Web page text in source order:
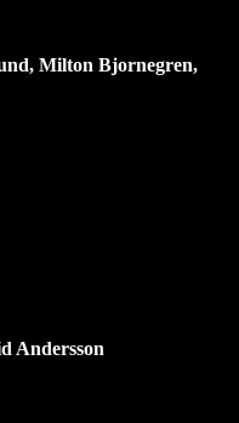
Milton Bjornegren,
Andersson